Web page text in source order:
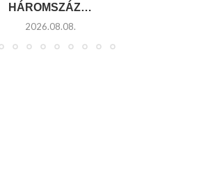
HÁROMSZÁZ…
2026.08.08.